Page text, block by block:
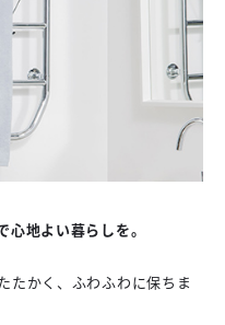
地よい暮らしを。
たかく、ふわふわに保ちま